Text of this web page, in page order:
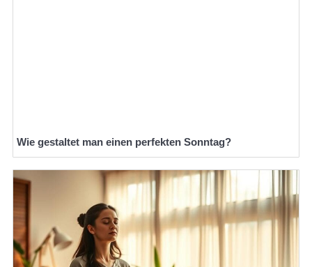
Wie gestaltet man einen perfekten Sonntag?